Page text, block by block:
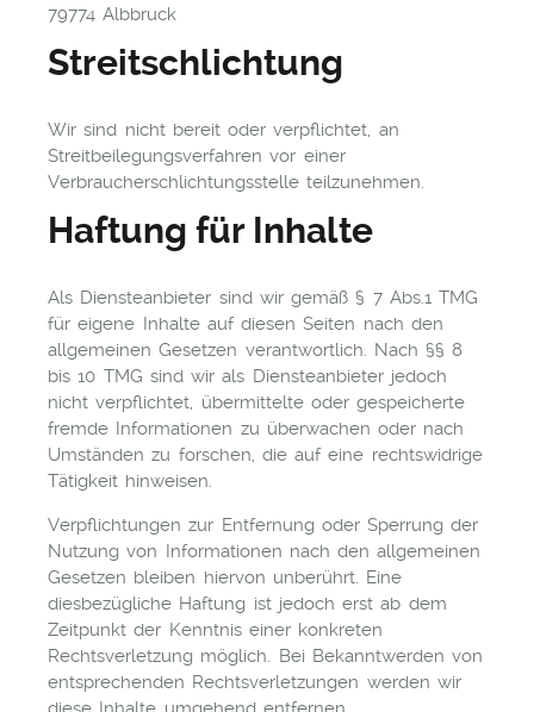
79774 Albbruck
Streitschlichtung
Wir sind nicht bereit oder verpflichtet, an
Streitbeilegungsverfahren vor einer
Verbraucherschlichtungsstelle teilzunehmen.
Haftung für Inhalte
Als Diensteanbieter sind wir gemäß § 7 Abs.1 TMG
für eigene Inhalte auf diesen Seiten nach den
allgemeinen Gesetzen verantwortlich. Nach §§ 8
bis 10 TMG sind wir als Diensteanbieter jedoch
nicht verpflichtet, übermittelte oder gespeicherte
fremde Informationen zu überwachen oder nach
Umständen zu forschen, die auf eine rechtswidrige
Tätigkeit hinweisen.
Verpflichtungen zur Entfernung oder Sperrung der
Nutzung von Informationen nach den allgemeinen
Gesetzen bleiben hiervon unberührt. Eine
diesbezügliche Haftung ist jedoch erst ab dem
Zeitpunkt der Kenntnis einer konkreten
Rechtsverletzung möglich. Bei Bekanntwerden von
entsprechenden Rechtsverletzungen werden wir